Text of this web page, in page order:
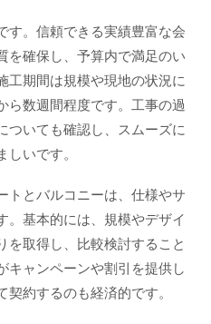
す。信頼できる実績豊富な会
を確保し、予算内で満足のい
工期間は規模や現地の状況に
ら数週間程度です。工事の過
ついても確認し、スムーズに
いです。
トとバルコニーは、仕様やサ
。基本的には、規模やデザイ
を取得し、比較検討すること
キャンペーンや割引を提供し
約するのも経済的です。